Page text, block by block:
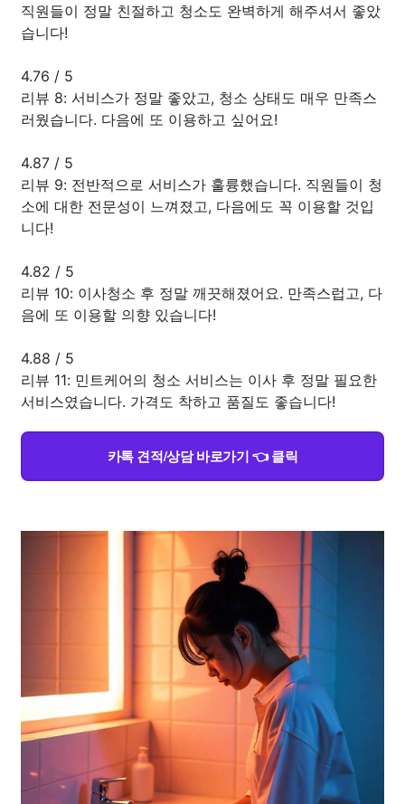
직원들이 정말 친절하고 청소도 완벽하게 해주셔서 좋았
습니다!
4.76 / 5
리뷰 8: 서비스가 정말 좋았고, 청소 상태도 매우 만족스
러웠습니다. 다음에 또 이용하고 싶어요!
4.87 / 5
리뷰 9: 전반적으로 서비스가 훌륭했습니다. 직원들이 청
소에 대한 전문성이 느껴졌고, 다음에도 꼭 이용할 것입
니다!
4.82 / 5
리뷰 10: 이사청소 후 정말 깨끗해졌어요. 만족스럽고, 다
음에 또 이용할 의향 있습니다!
4.88 / 5
리뷰 11: 민트케어의 청소 서비스는 이사 후 정말 필요한
서비스였습니다. 가격도 착하고 품질도 좋습니다!
카톡 견적/상담 바로가기 👈 클릭